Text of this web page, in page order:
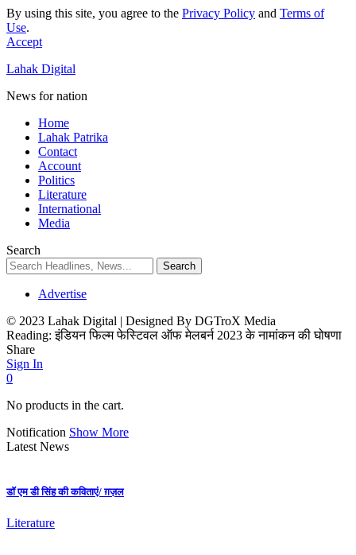
By using this site, you agree to the Privacy Policy and Terms of
Use.
Accept
Lahak Digital
News for nation
Home
Lahak Patrika
Contact
Account
Politics
Literature
International
Media
Search
Advertise
© 2023 Lahak Digital | Designed By DGTroX Media
Reading: इंडियन फिल्म फेस्टिवल ऑफ मेलबर्न 2023 के नामांकन की घोषणा
Share
Sign In
0
No products in the cart.
Notification Show More
Latest News
डॉ एम डी सिंह की कविताएं/ ग़ज़ल
Literature